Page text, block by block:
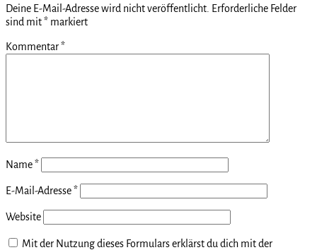
Deine E-Mail-Adresse wird nicht veröffentlicht. Erforderliche Felder
sind mit* markiert
Kommentar*
Name*
E-Mail-Adresse*
Website
Mit der Nutzung dieses Formulars erklärst du dich mit der